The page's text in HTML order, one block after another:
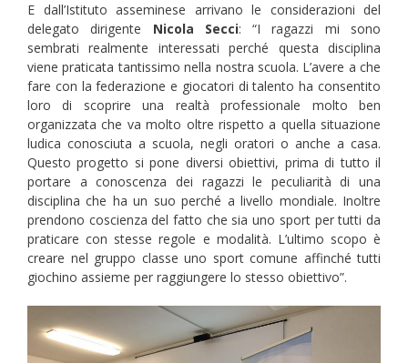
E dall’Istituto asseminese arrivano le considerazioni del
delegato dirigente Nicola Secci: “I ragazzi mi sono
sembrati realmente interessati perché questa disciplina
viene praticata tantissimo nella nostra scuola. L’avere a che
fare con la federazione e giocatori di talento ha consentito
loro di scoprire una realtà professionale molto ben
organizzata che va molto oltre rispetto a quella situazione
ludica conosciuta a scuola, negli oratori o anche a casa.
Questo progetto si pone diversi obiettivi, prima di tutto il
portare a conoscenza dei ragazzi le peculiarità di una
disciplina che ha un suo perché a livello mondiale. Inoltre
prendono coscienza del fatto che sia uno sport per tutti da
praticare con stesse regole e modalità. L’ultimo scopo è
creare nel gruppo classe uno sport comune affinché tutti
giochino assieme per raggiungere lo stesso obiettivo”.